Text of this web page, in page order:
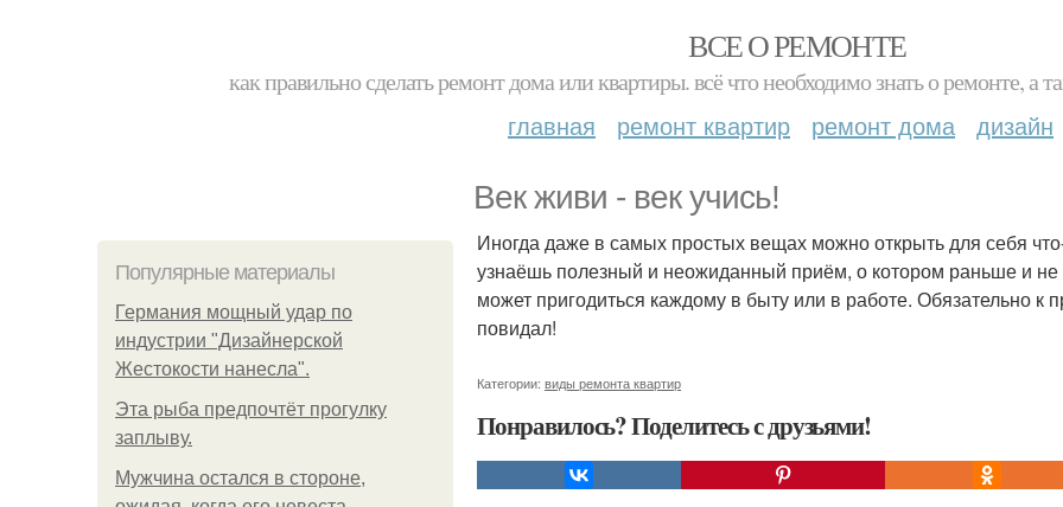
ВСЕ О РЕМОНТЕ
как правильно сделать ремонт дома или квартиры. всё что необходимо знать о ремонте,
главная ремонт квартир ремонт дома дизайн
Век живи - век учись!
Популярные материалы
Германия мощный удар по
индустрии "Дизайнерской
Жестокости нанесла".
Эта рыба предпочтёт прогулку
заплыву.
Мужчина остался в стороне,
Иногда даже в самых простых вещах можно открыть для себя
узнаёшь полезный и неожиданный приём, о котором раньше и
может пригодиться каждому в быту или в работе. Обязательно к
повидал!
Категории: виды ремонта квартир
Понравилось? Поделитесь с друзьями!